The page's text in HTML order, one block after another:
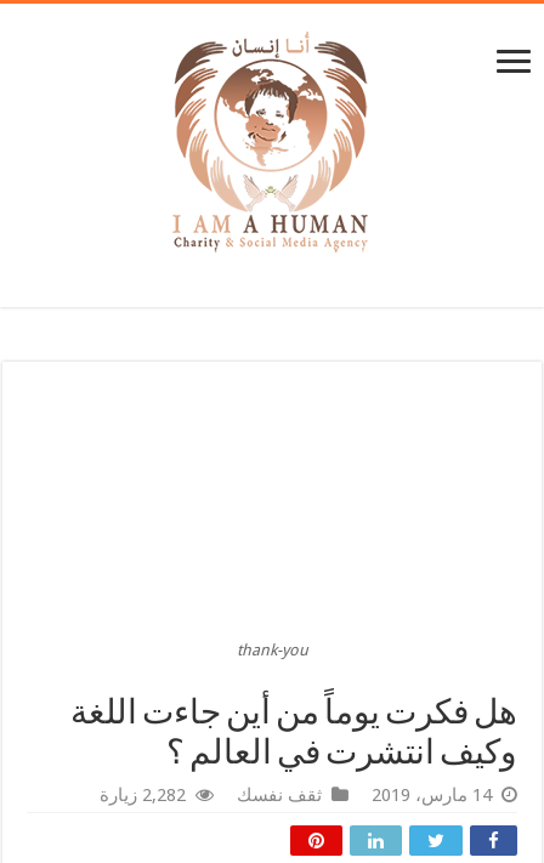
thank-you
هل فكرت يوماً من أين جاءت اللغة
وكيف انتشرت في العالم ؟
14 مارس، 2019 ثقف نفسك 2,282 زيارة